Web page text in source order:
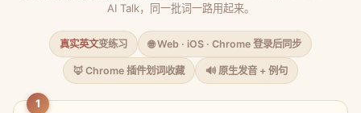
AI Talk，同一批词一路用起来。
真实英文变练习 🌐 Web · iOS · Chrome 登录后同步
🦊 Chrome 插件划词收藏 🔊 原生发音 + 例句
1